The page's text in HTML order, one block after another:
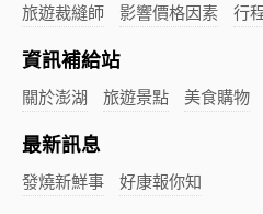
旅遊裁縫師 影響價格因素 行
資訊補給站
關於澎湖 旅遊景點 美食購物
最新訊息
發燒新鮮事 好康報你知